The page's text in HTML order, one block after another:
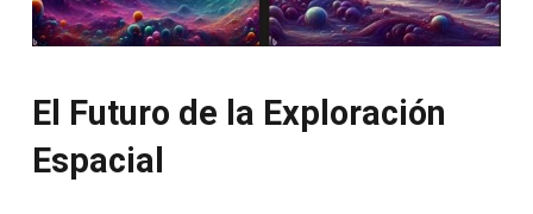
El Futuro de la Exploración
Espacial